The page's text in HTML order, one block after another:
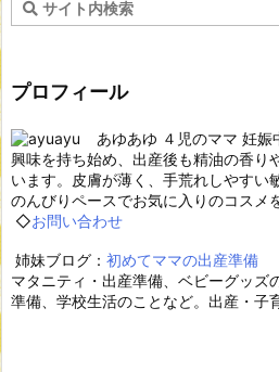
プロフィール
あゆあゆ ４児のママ 妊娠
興味を持ち始め、出産後も精油の香り
います。皮膚が薄く、手荒れしやすい
のんびりペースでお気に入りのコスメ
◇お問い合わせ
姉妹ブログ： 初めてママの出産準備
マタニティ・出産準備、ベビーグッズ
準備、学校生活のことなど。出産・子